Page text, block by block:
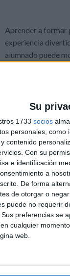
Su
1733 socios
personales,
contenido
Con su
e identificación
a
De forma
de otorgar o
puede no requerir
preferencias se
cualquier
web.
Aprender a formar
experiencia
alumnado puede
compartimos una
a partir de sílabas,
jueguen con el
sílabas se unen […]
, Dislexia,Educación
como:
conciencia silábica
lengua primaria
visuales y